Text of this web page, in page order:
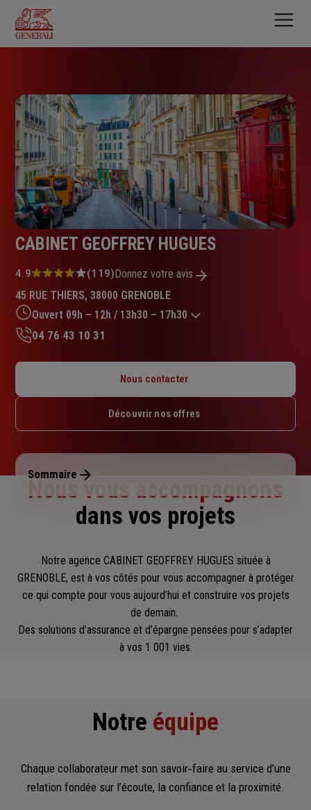
contenu
principal
CABINET GEOFFREY HUGUES
Note
4.9
sur
5
étoiles
4.9 (119)Donnez votre avis
45 RUE THIERS, 38000 GRENOBLE
Ouvert 09h – 12h / 13h30 – 17h30
Mardi : 09h – 12h / 13h30 – 17h30
Jeudi : 09h – 12h / 13h30 – 17h30
Dimanche : Fermé
04 76 43 10 31
Nous contacter
Découvrir nos offres
Sommaire
Nous vous accompagnons
dans vos projets
Notre agence CABINET GEOFFREY HUGUES située à
GRENOBLE, est à vos côtés pour vous accompagner à protéger
ce qui compte pour vous aujourd’hui et construire vos projets
de demain.
Des solutions d’assurance et d’épargne pensées pour s’adapter
à vos 1 001 vies.
Notre équipe
Chaque collaborateur met son savoir‑faire au service d’une
relation fondée sur l’écoute, la confiance et la proximité.